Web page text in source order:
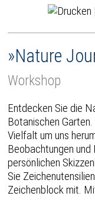
|
»Nature
Workshop
Entdecken Sie die
Botanischen
Vielfalt um uns
Beobachtungen und
persönlichen
Sie
Zeichenblock mit.